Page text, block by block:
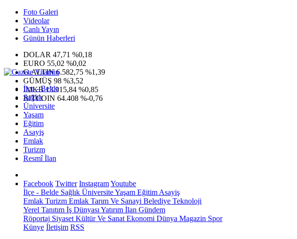
Foto Galeri
Videolar
Canlı Yayın
Günün Haberleri
DOLAR 47,71 %0,18
EURO 55,02 %0,02
G.ALTIN6.582,75 %1,39
GÜMÜŞ 98 %3,52
IMKB13.915,84 %0,85
BITCOIN 64.408 %-0,76
İlçe - Belde
Sağlık
Üniversite
Yaşam
Eğitim
Asayiş
Emlak
Turizm
Resmî İlan
Facebook Twitter InstagramYoutube
İlçe - Belde Sağlık ÜniversiteYaşam Eğitim Asayiş
Emlak Turizm Emlak Tarım Ve Sanayi Belediye Teknoloji
Yerel Tanıtım İş Dünyası Yatırım İlan Gündem
Röportaj Siyaset Kültür Ve Sanat Ekonomi Dünya Magazin Spor
Künye İletişim RSS